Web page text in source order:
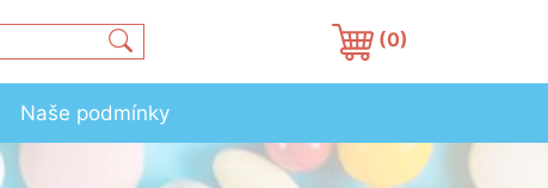
(0)
Naše podmínky